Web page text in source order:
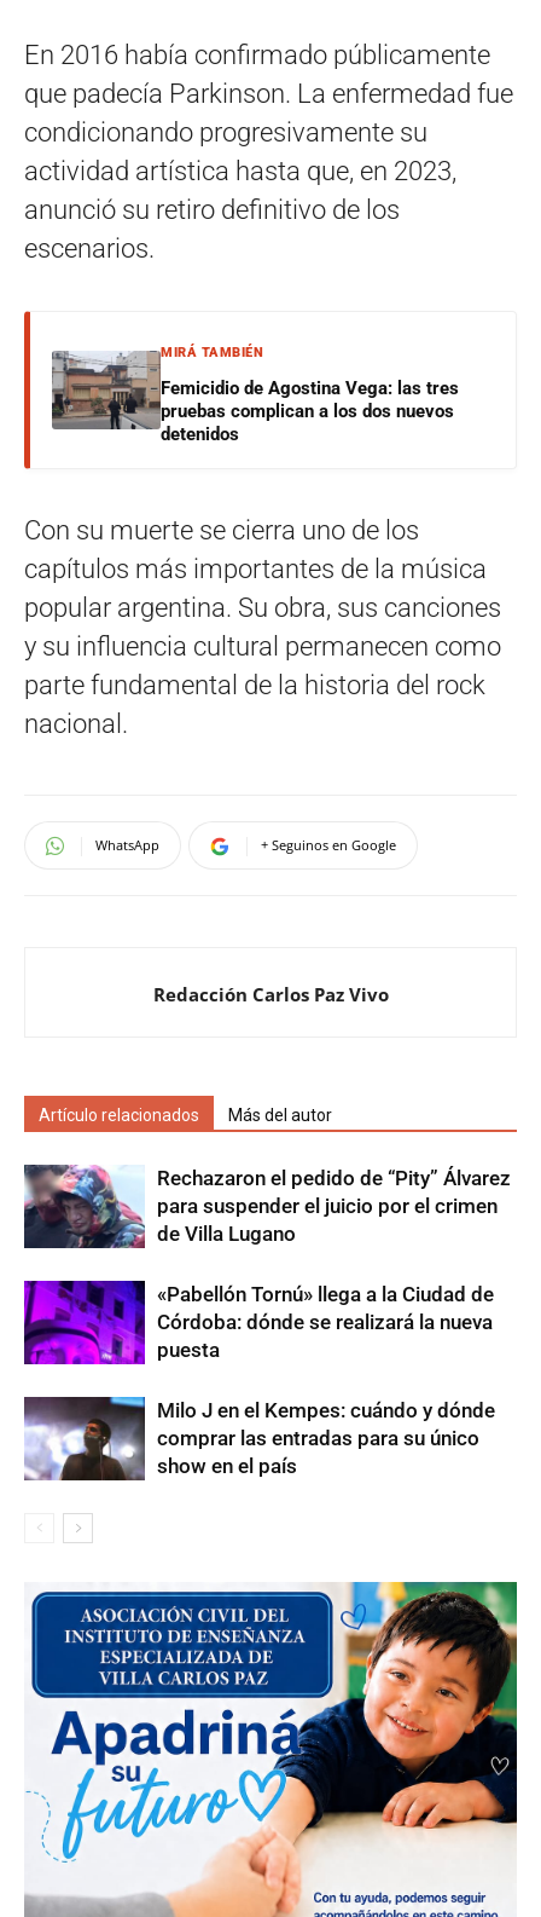
En 2016 había confirmado públicamente
que padecía Parkinson. La enfermedad fue
condicionando progresivamente su
actividad artística hasta que, en 2023,
anunció su retiro definitivo de los
escenarios.
MIRÁ TAMBIÉN
Femicidio de Agostina Vega: las tres
pruebas complican a los dos nuevos
detenidos
Con su muerte se cierra uno de los
capítulos más importantes de la música
popular argentina. Su obra, sus canciones
y su influencia cultural permanecen como
parte fundamental de la historia del rock
nacional.
WhatsApp + Seguinos en Google
Redacción Carlos Paz Vivo
Artículo relacionados Más del autor
Rechazaron el pedido de “Pity” Álvarez
para suspender el juicio por el crimen
de Villa Lugano
«Pabellón Tornú» llega a la Ciudad de
Córdoba: dónde se realizará la nueva
puesta
Milo J en el Kempes: cuándo y dónde
comprar las entradas para su único
show en el país